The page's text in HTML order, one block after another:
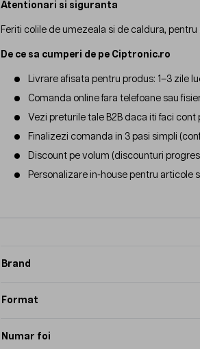
Atentionari si siguranta
Feriti colile de umezeala si de caldura,
De ce sa cumperi de pe Ciptronic.ro
Livrare afisata pentru produs: 1–3 zile
Comanda online fara telefoane sau
Vezi preturile tale B2B daca iti faci
Finalizezi comanda in 3 pasi simpli
Discount pe volum (discounturi
Personalizare in-house pentru articole
Brand
Format
Numar foi